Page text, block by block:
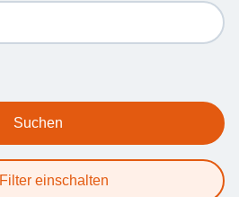
Suchen
Filter einschalten